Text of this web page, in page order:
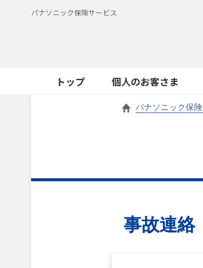
パナソニック保険サービス
トップ 個人のお客さま
パナソニック保
事故連絡